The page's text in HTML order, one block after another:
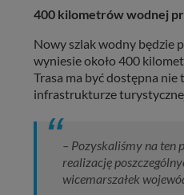
400 kilometrów wodnej
Nowy szlak wodny będzie
wyniesie około 400
Trasa ma być dostępna
infrastrukturze
– Pozyskaliśmy na ten
realizację
wicemarszałek